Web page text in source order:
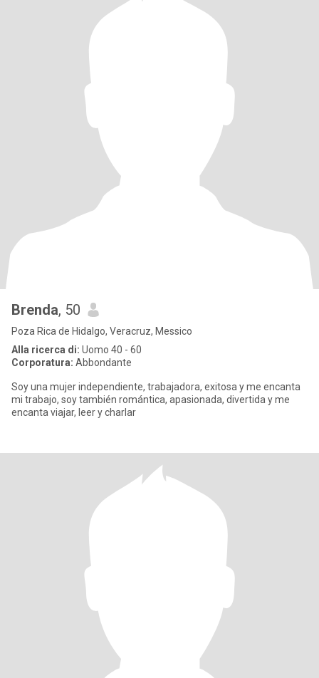
Brenda, 50
Poza Rica de Hidalgo, Veracruz, Messico
Alla ricerca di: Uomo 40 - 60
Corporatura: Abbondante
Soy una mujer independiente, trabajadora, exitosa y me encanta
mi trabajo, soy también romántica, apasionada, divertida y me
encanta viajar, leer y charlar